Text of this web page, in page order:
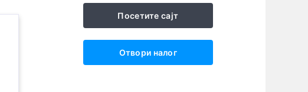
Посетите сајт
Отвори налог